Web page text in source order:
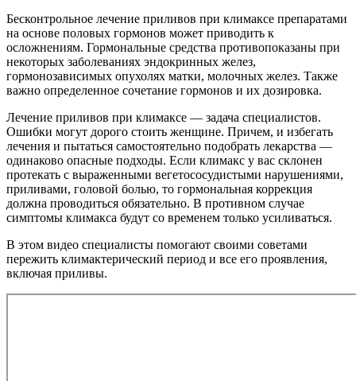
Бесконтрольное лечение приливов при климаксе препаратами
на основе половых гормонов может приводить к
осложнениям. Гормональные средства противопоказаны при
некоторых заболеваниях эндокринных желез,
гормонозависимых опухолях матки, молочных желез. Также
важно определенное сочетание гормонов и их дозировка.
Лечение приливов при климаксе — задача специалистов.
Ошибки могут дорого стоить женщине. Причем, и избегать
лечения и пытаться самостоятельно подобрать лекарства —
одинаково опасные подходы. Если климакс у вас склонен
протекать с выраженными вегетососудистыми нарушениями,
приливами, головой болью, то гормональная коррекция
должна проводиться обязательно. В противном случае
симптомы климакса будут со временем только усиливаться.
В этом видео специалисты помогают своими советами
пережить климактерический период и все его проявления,
включая приливы.